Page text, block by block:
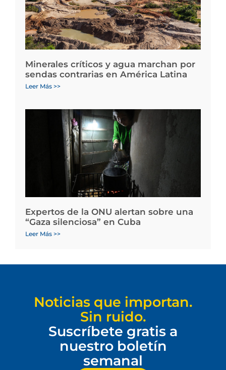
Minerales críticos y agua marchan por
sendas contrarias en América Latina
Leer Más >>
Expertos de la ONU alertan sobre una
“Gaza silenciosa” en Cuba
Leer Más >>
Noticias que importan.
Sin ruido.
Suscríbete gratis a
nuestro boletín
semanal